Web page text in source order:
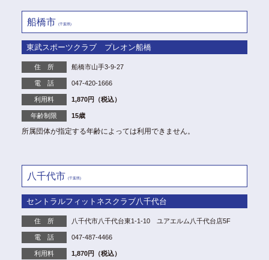
船橋市 (千葉県)
東武スポーツクラブ プレオン船橋
住 所 船橋市山手3-9-27
電 話 047-420-1666
利用料 1,870円（税込）
年齢制限 15歳
所属団体が指定する年齢によっては利用できません。
八千代市 (千葉県)
セントラルフィットネスクラブ八千代台
住 所 八千代市八千代台東1-1-10 ユアエルム八千代台店5F
電 話 047-487-4466
利用料 1,870円（税込）